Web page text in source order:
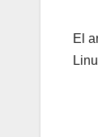
El